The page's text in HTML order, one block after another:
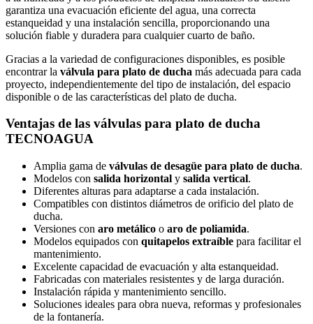
garantiza una evacuación eficiente del agua, una correcta
estanqueidad y una instalación sencilla, proporcionando una
solución fiable y duradera para cualquier cuarto de baño.
Gracias a la variedad de configuraciones disponibles, es posible
encontrar la válvula para plato de ducha más adecuada para cada
proyecto, independientemente del tipo de instalación, del espacio
disponible o de las características del plato de ducha.
Ventajas de las válvulas para plato de ducha
TECNOAGUA
Amplia gama de válvulas de desagüe para plato de ducha.
Modelos con salida horizontal y salida vertical.
Diferentes alturas para adaptarse a cada instalación.
Compatibles con distintos diámetros de orificio del plato de
ducha.
Versiones con aro metálico o aro de poliamida.
Modelos equipados con quitapelos extraíble para facilitar el
mantenimiento.
Excelente capacidad de evacuación y alta estanqueidad.
Fabricadas con materiales resistentes y de larga duración.
Instalación rápida y mantenimiento sencillo.
Soluciones ideales para obra nueva, reformas y profesionales
de la fontanería.